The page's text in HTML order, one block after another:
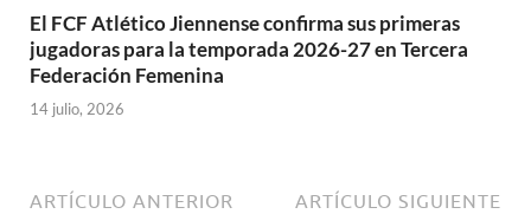
El FCF Atlético Jiennense confirma sus primeras
jugadoras para la temporada 2026-27 en Tercera
Federación Femenina
14 julio, 2026
ARTÍCULO ANTERIOR ARTÍCULO SIGUIENTE